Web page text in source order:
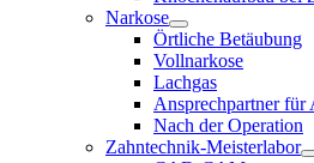
Narkose
Örtliche Betäubung
Vollnarkose
Lachgas
Ansprechpartner für
Nach der Operation
Zahntechnik-Meisterlabor